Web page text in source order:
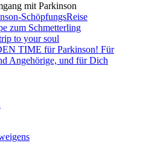
mit Parkinson
SchöpfungsReise
zum Schmetterling
to your soul
TIME für Parkinson! Für
Angehörige, und für Dich